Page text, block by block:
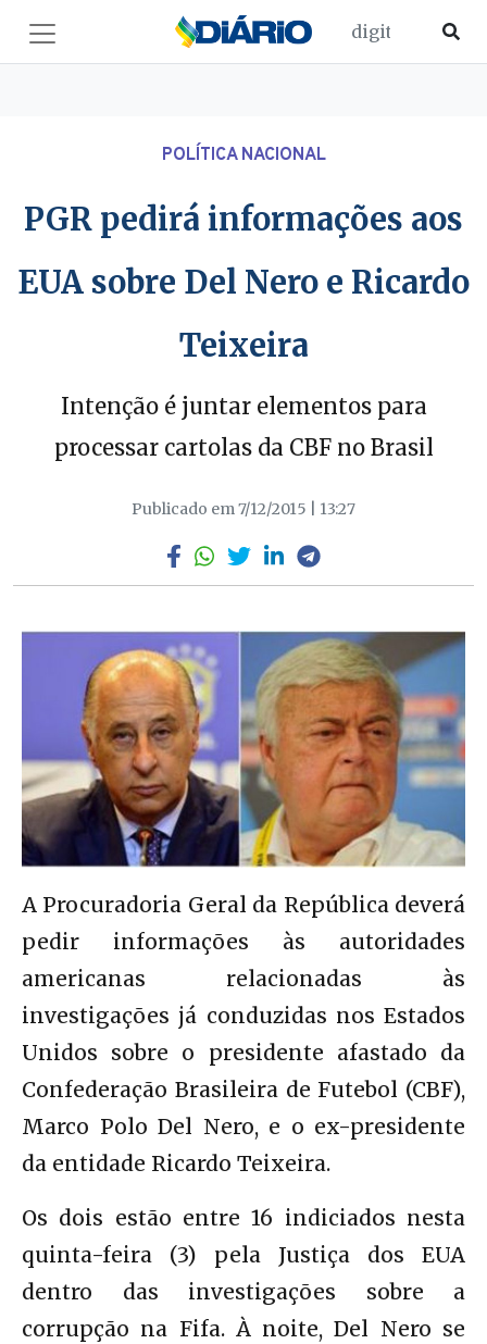
POLÍTICA NACIONAL
PGR pedirá informações aos
EUA sobre Del Nero e Ricardo
Teixeira
Intenção é juntar elementos para
processar cartolas da CBF no Brasil
Publicado em 7/12/2015 | 13:27
A Procuradoria Geral da República deverá
pedir informações às autoridades
americanas relacionadas às
investigações já conduzidas nos Estados
Unidos sobre o presidente afastado da
Confederação Brasileira de Futebol (CBF),
Marco Polo Del Nero, e o ex-presidente
da entidade Ricardo Teixeira.
Os dois estão entre 16 indiciados nesta
quinta-feira (3) pela Justiça dos EUA
dentro das investigações sobre a
corrupção na Fifa. À noite, Del Nero se